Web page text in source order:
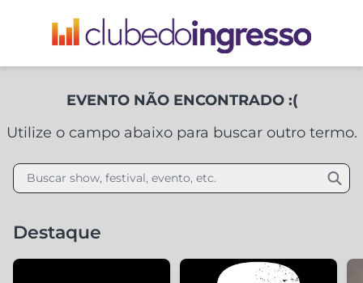
EVENTO NÃO ENCONTRADO :(
Utilize o campo abaixo para buscar outro termo.
Buscar show, festival, evento, etc.
Destaque